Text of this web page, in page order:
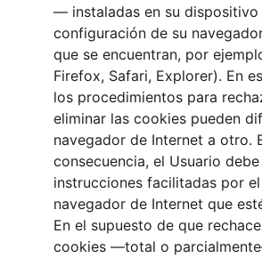
— instaladas en su dispositivo
configuración de su
que se encuentran, por
Firefox, Safari, Explorer). En
los procedimientos para
eliminar las cookies pueden
navegador de Internet a otro.
consecuencia, el Usuario
instrucciones facilitadas por
navegador de Internet que
En el supuesto de que
cookies —total o